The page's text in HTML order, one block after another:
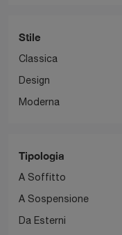
Stile
Classica
Design
Moderna
Tipologia
A Soffitto
A Sospensione
Da Esterni